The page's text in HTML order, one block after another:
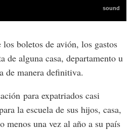
boletos de avión, los gastos
de alguna casa, departamento u
de manera definitiva.
para expatriados casi
la escuela de sus hijos, casa,
menos una vez al año a su país